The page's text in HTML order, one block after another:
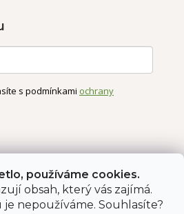
používáme cookies.
obsah, který vás zajímá.
je nepoužíváme. Souhlasíte?
s podmínkami ochrany
Obchodní podmínky
ochrany údajů